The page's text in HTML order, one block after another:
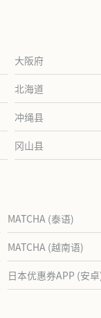
大阪府
北海道
冲绳县
冈山县
MATCHA (泰语)
MATCHA (越南语)
日本优惠券APP (安